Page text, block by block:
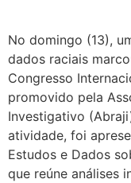
No domingo (13),
dados raciais
Congresso
promovido pela
Investigativo
atividade, foi
Estudos e Dados
que reúne análises